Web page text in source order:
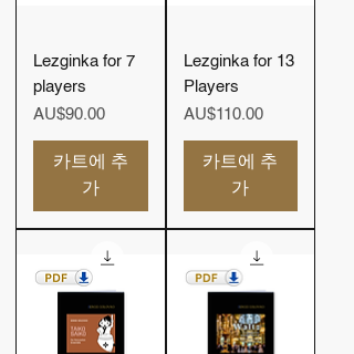
Lezginka for 7
players
가격
AU$90.00
카트에 추
가
Lezginka for 13
Players
가격
AU$110.00
카트에 추
가